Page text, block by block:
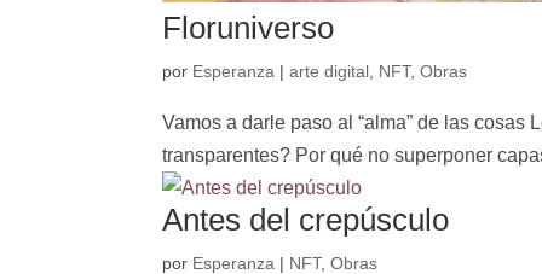
Floruniverso
por Esperanza |arte digital NFT,Obras
Vamos a darle paso al “alma” de las
transparentes? Por qué no superponer
Antes del crepúsculo
por Esperanza | NFT,Obras